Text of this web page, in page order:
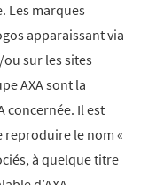
Les marques
apparaissant via
ou sur les sites
AXA sont la
concernée. Il est
le nom «
à quelque titre